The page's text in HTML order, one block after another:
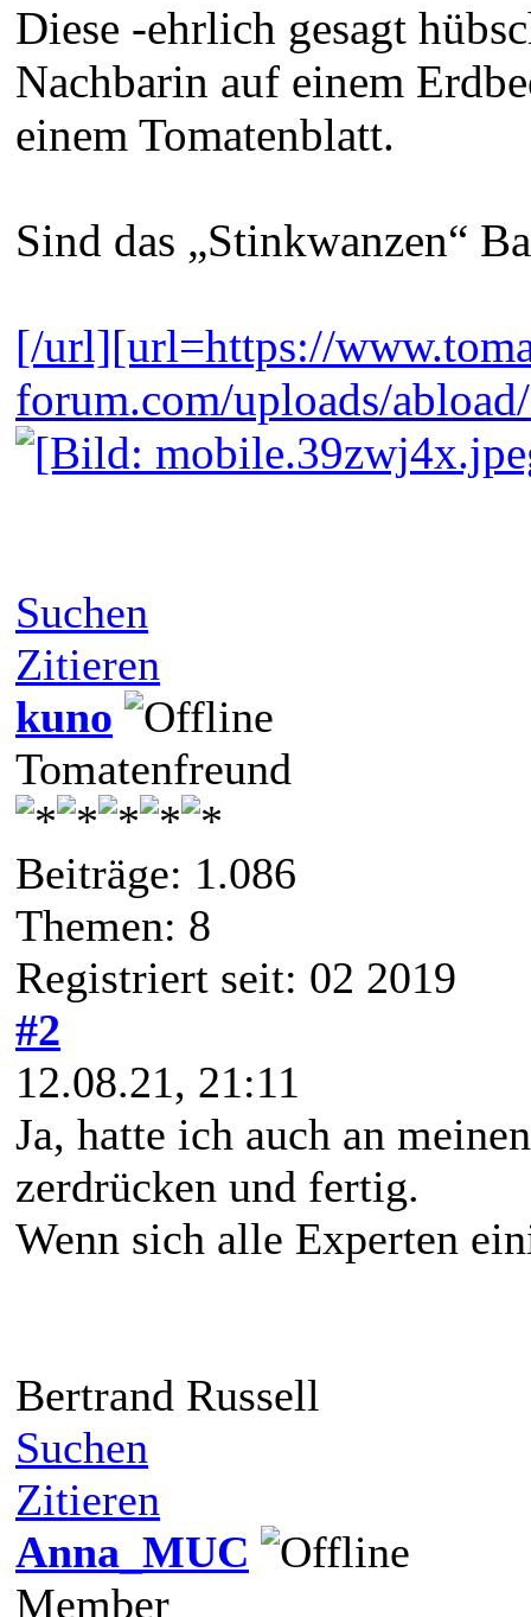
Diese -ehrlich gesagt
Nachbarin auf einem
einem Tomatenblatt.
Sind das „Stinkwanzen“
[/url][url=https://
forum.com/uploads/
Suchen
Zitieren
kuno
Tomatenfreund
Beiträge: 1.086
Themen: 8
Registriert seit: 02 2019
#2
12.08.21, 21:11
Ja, hatte ich auch an
zerdrücken und fertig.
Wenn sich alle Experten
Bertrand Russell
Suchen
Zitieren
Anna_MUC
Member